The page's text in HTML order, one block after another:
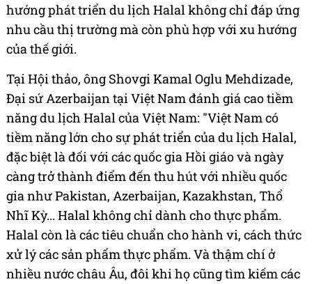
hướng phát triển du lịch Halal không chỉ đáp ứng
nhu cầu thị trường mà còn phù hợp với xu hướng
của thế giới.
Tại Hội thảo, ông Shovgi Kamal Oglu Mehdizade,
Đại sứ Azerbaijan tại Việt Nam đánh giá cao tiềm
năng du lịch Halal của Việt Nam: "Việt Nam có
tiềm năng lớn cho sự phát triển của du lịch Halal,
đặc biệt là đối với các quốc gia Hồi giáo và ngày
càng trở thành điểm đến thu hút với nhiều quốc
gia như Pakistan, Azerbaijan, Kazakhstan, Thổ
Nhĩ Kỳ... Halal không chỉ dành cho thực phẩm.
Halal còn là các tiêu chuẩn cho hành vi, cách thức
xử lý các sản phẩm thực phẩm. Và thậm chí ở
nhiều nước châu Âu, đôi khi họ cũng tìm kiếm các